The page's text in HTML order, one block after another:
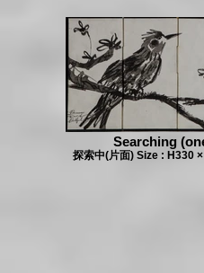
Searching
探索中(片面) Size : H330